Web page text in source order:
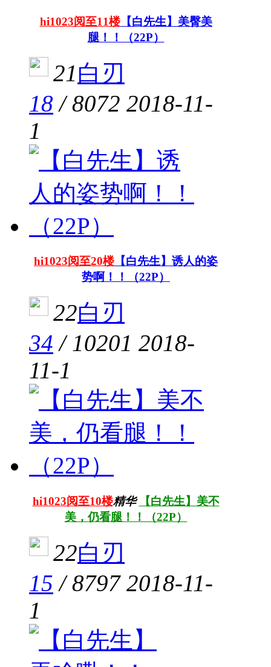
hi1023阅至11楼【白先生】美臀美
腿！！（22P）
21白刃
18 /8072 2018-11-
1
hi1023阅至20楼【白先生】诱人的姿
势啊！！（22P）
22白刃
34 / 10201 2018-
11-1
hi1023阅至10楼精华
【白先生】美不
美，仍看腿！！（22P）
22白刃
15 /8797 2018-11-
1